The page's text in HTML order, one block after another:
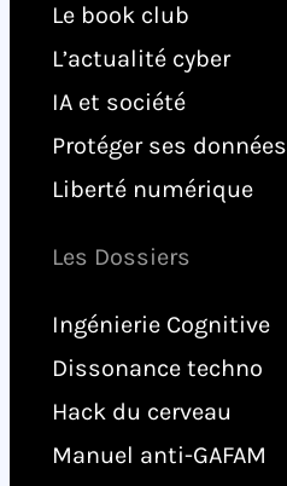
Le book club
L’actualité cyber
IA et société
Protéger ses données
Liberté numérique
Les Dossiers
Ingénierie Cognitive
Dissonance techno
Hack du cerveau
Manuel anti-GAFAM